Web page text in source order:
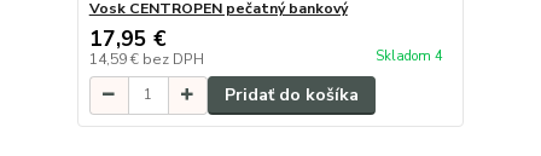
Vosk CENTROPEN pečatný bankový
17,95 €
14,59 € bez DPH Skladom 4
Pridať do košíka